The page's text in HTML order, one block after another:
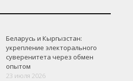
Facebook
Беларусь и Кыргызстан:
укрепление электорального
суверенитета через обмен
опытом
23 июля 2026